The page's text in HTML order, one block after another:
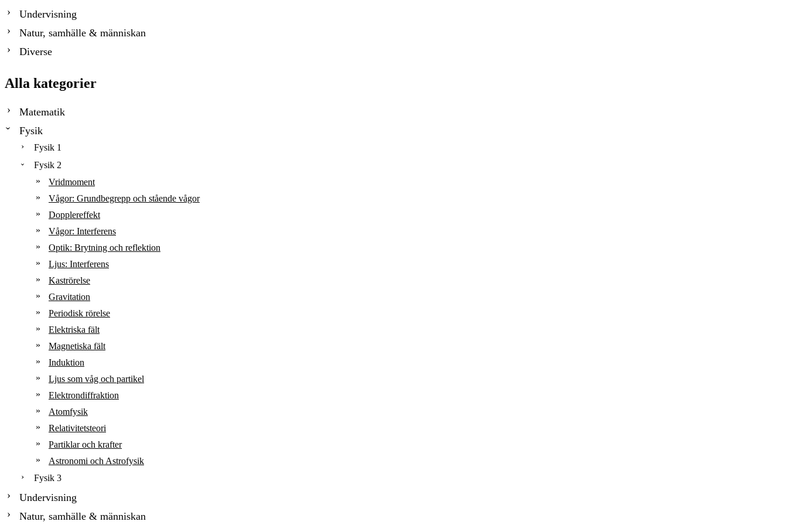
Undervisning
Natur, samhälle & människan
Diverse
Alla kategorier
Matematik
Fysik
Fysik 1
Fysik 2
Vridmoment
Vågor: Grundbegrepp och stående vågor
Dopplereffekt
Vågor: Interferens
Optik: Brytning och reflektion
Ljus: Interferens
Kaströrelse
Gravitation
Periodisk rörelse
Elektriska fält
Magnetiska fält
Induktion
Ljus som våg och partikel
Elektrondiffraktion
Atomfysik
Relativitetsteori
Partiklar och krafter
Astronomi och Astrofysik
Fysik 3
Undervisning
Natur, samhälle & människan